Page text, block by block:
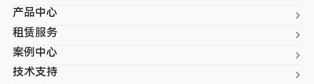
产品中心
租赁服务
案例中心
技术支持